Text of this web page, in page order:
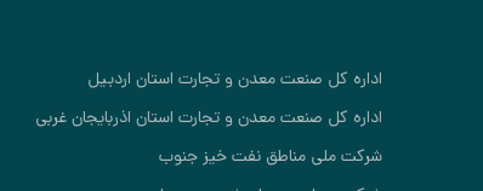
اداره کل صنعت معدن و تجارت استان اردبیل
اداره کل صنعت معدن و تجارت استان اذربایجان غربی
شرکت ملی مناطق نفت خیز جنوب